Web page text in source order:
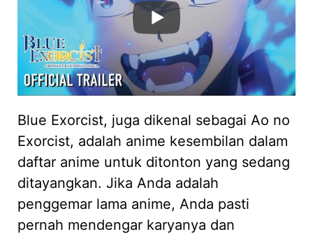
Blue Exorcist, juga dikenal sebagai Ao no
Exorcist, adalah anime kesembilan dalam
daftar anime untuk ditonton yang sedang
ditayangkan. Jika Anda adalah
penggemar lama anime, Anda pasti
pernah mendengar karyanya dan